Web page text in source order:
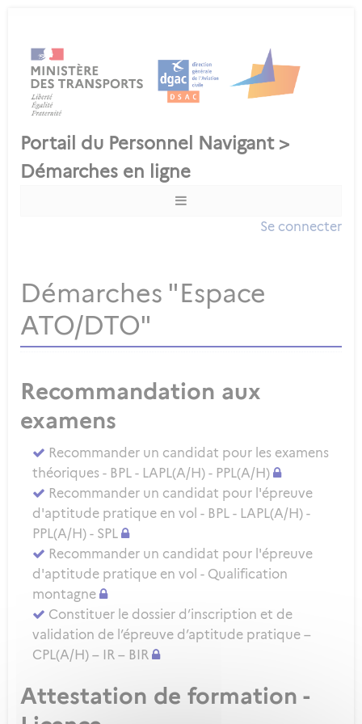
Se connecter
Démarches "Espace
ATO/DTO"
Recommandation aux
examens
Recommander un candidat pour les examens
théoriques - BPL - LAPL(A/H) - PPL(A/H)
Recommander un candidat pour l'épreuve
d'aptitude pratique en vol - BPL - LAPL(A/H) -
PPL(A/H) - SPL
Recommander un candidat pour l'épreuve
d'aptitude pratique en vol - Qualification
montagne
Constituer le dossier d’inscription et de
validation de l’épreuve d’aptitude pratique –
CPL(A/H) – IR – BIR
Attestation de formation -